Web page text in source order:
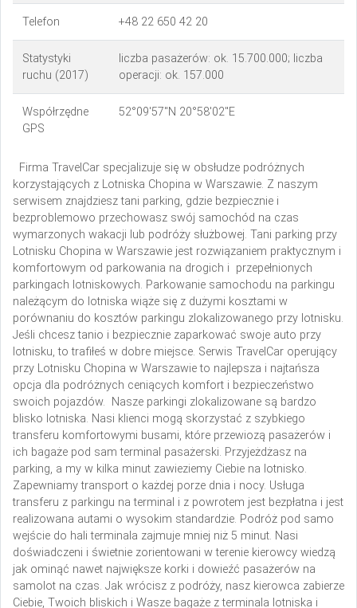
Telefon +48 22 650 42 20
Statystyki
ruchu (2017)
liczba pasażerów: ok. 15.700.000; liczba
operacji: ok. 157.000
Współrzędne
GPS
52°09′57″N 20°58′02″E
Firma TravelCar specjalizuje się w obsłudze podróżnych
korzystających z Lotniska Chopina w Warszawie. Z naszym
serwisem znajdziesz tani parking, gdzie bezpiecznie i
bezproblemowo przechowasz swój samochód na czas
wymarzonych wakacji lub podróży służbowej. Tani parking przy
Lotnisku Chopina w Warszawie jest rozwiązaniem praktycznym i
komfortowym od parkowania na drogich i przepełnionych
parkingach lotniskowych. Parkowanie samochodu na parkingu
należącym do lotniska wiąże się z dużymi kosztami w
porównaniu do kosztów parkingu zlokalizowanego przy lotnisku.
Jeśli chcesz tanio i bezpiecznie zaparkować swoje auto przy
lotnisku, to trafiłeś w dobre miejsce. Serwis TravelCar operujący
przy Lotnisku Chopina w Warszawie to najlepsza i najtańsza
opcja dla podróżnych ceniących komfort i bezpieczeństwo
swoich pojazdów. Nasze parkingi zlokalizowane są bardzo
blisko lotniska. Nasi klienci mogą skorzystać z szybkiego
transferu komfortowymi busami, które przewiozą pasażerów i
ich bagaże pod sam terminal pasażerski. Przyjeżdżasz na
parking, a my w kilka minut zawieziemy Ciebie na lotnisko.
Zapewniamy transport o każdej porze dnia i nocy. Usługa
transferu z parkingu na terminal i z powrotem jest bezpłatna i jest
realizowana autami o wysokim standardzie. Podróż pod samo
wejście do hali terminala zajmuje mniej niż 5 minut. Nasi
doświadczeni i świetnie zorientowani w terenie kierowcy wiedzą
jak ominąć nawet największe korki i dowieźć pasażerów na
samolot na czas. Jak wrócisz z podróży, nasz kierowca zabierze
Ciebie, Twoich bliskich i Wasze bagaże z terminala lotniska i